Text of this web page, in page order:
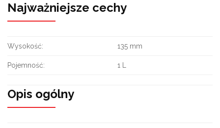
Najważniejsze cechy
Wysokość: 135 mm
Pojemność: 1 L
Opis ogólny